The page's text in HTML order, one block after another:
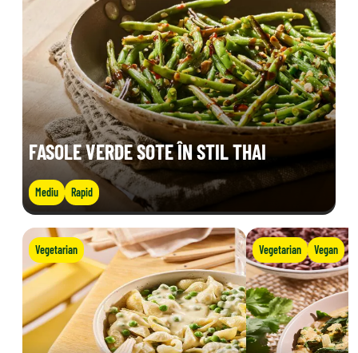
FASOLE VERDE SOTE ÎN STIL THAI
Mediu Rapid
Vegetarian Vegetarian Vegan